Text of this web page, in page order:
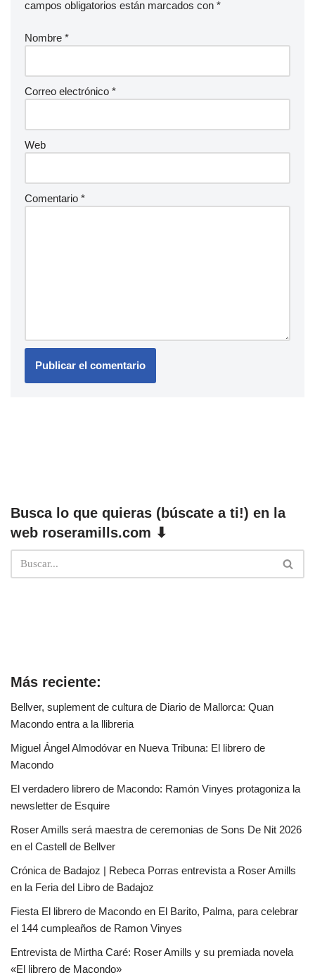
campos obligatorios están marcados con *
Nombre *
Correo electrónico *
Web
Comentario *
Busca lo que quieras (búscate a ti!) en la
web roseramills.com ⬇
Más reciente:
Bellver, suplement de cultura de Diario de Mallorca: Quan
Macondo entra a la llibreria
Miguel Ángel Almodóvar en Nueva Tribuna: El librero de
Macondo
El verdadero librero de Macondo: Ramón Vinyes protagoniza la
newsletter de Esquire
Roser Amills será maestra de ceremonias de Sons De Nit 2026
en el Castell de Bellver
Crónica de Badajoz | Rebeca Porras entrevista a Roser Amills
en la Feria del Libro de Badajoz
Fiesta El librero de Macondo en El Barito, Palma, para celebrar
el 144 cumpleaños de Ramon Vinyes
Entrevista de Mirtha Caré: Roser Amills y su premiada novela
«El librero de Macondo»